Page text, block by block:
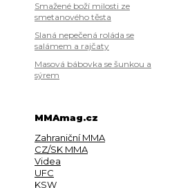
Smažené boží milosti ze
smetanového těsta
Slaná nepečená roláda se
salámem a rajčaty
Masová bábovka se šunkou a
sýrem
MMAmag.cz
Zahraniční MMA
CZ/SK MMA
Videa
UFC
KSW